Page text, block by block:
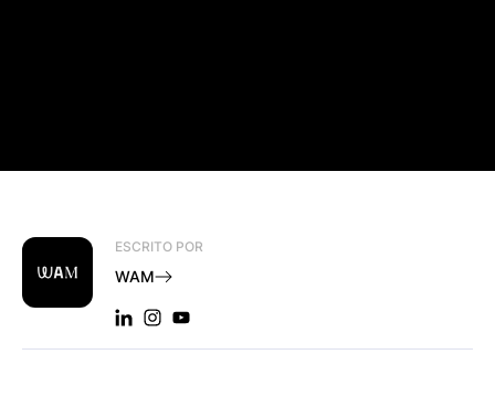
ESCRITO POR
WAM
LINKEDIN: WAM
INSTAGRAM: WAM
YOUTUBE: WAM